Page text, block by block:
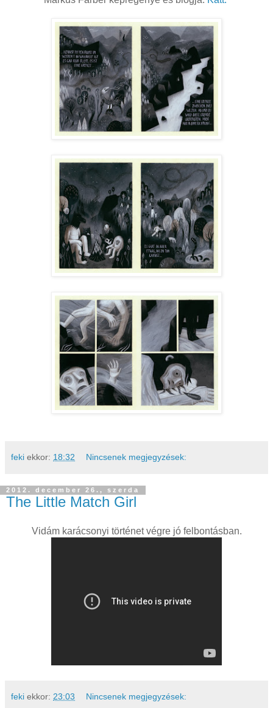
feki ekkor: 18:32 Nincsenek megjegyzések:
2012. december 26., szerda
The Little Match Girl
Vidám karácsonyi történet végre jó felbontásban.
feki ekkor: 23:03 Nincsenek megjegyzések: